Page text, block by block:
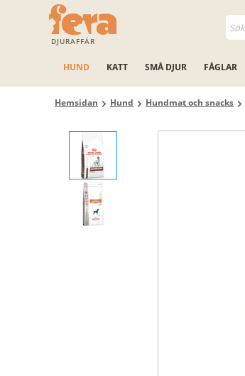
DJURAFFÄR
HUND KATT SMÅ DJUR FÅGLAR
Hemsidan Hund Hundmat och snacks